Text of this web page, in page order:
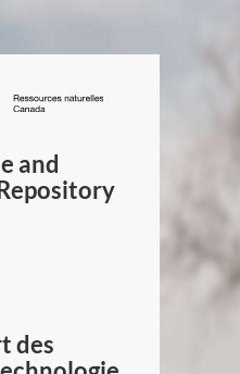
/
Canada
and
des